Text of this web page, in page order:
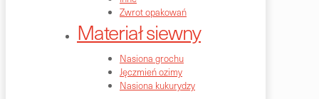
Zwrot opakowań
Materiał siewny
Nasiona grochu
Jęczmień ozimy
Nasiona kukurydzy